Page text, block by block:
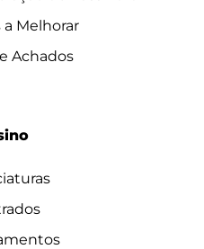
Melhorar
Achados